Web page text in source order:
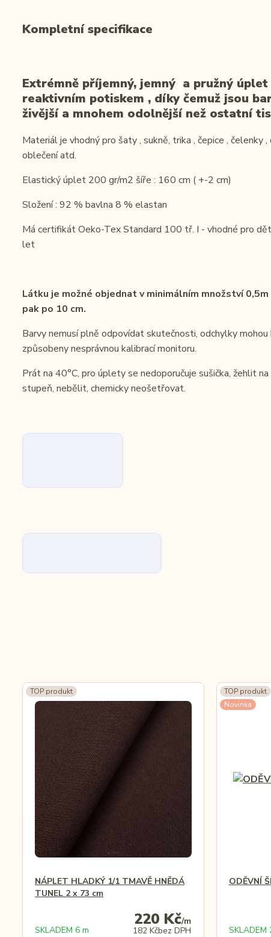
Kompletní specifikace
Extrémně příjemný, jemný a pružný úplet
reaktivním potiskem , díky čemuž jsou
živější a mnohem odolnější než ostatní
Materiál je vhodný pro šaty , sukně, trika , čepice , čelenky
oblečení atd.
Elastický úplet 200 gr/m2 šíře : 160 cm ( +-2 cm)
Složení : 92 % bavlna 8 % elastan
Má certifikát Oeko-Tex Standard 100 tř. I - vhodné pro
let
Látku je možné objednat v minimálním množství
pak po 10 cm.
Barvy nemusí plně odpovídat skutečnosti, odchylky
způsobeny nesprávnou kalibrací monitoru.
Prát na 40°C, pro úplety se nedoporučuje sušička, žehlit na
stupeň, nebělit, chemicky neošetřovat.
TOP produkt
NÁPLET HLADKÝ 1/1 TMAVĚ HNĚDÁ
TUNEL 2 x 73 cm
220 Kč/m
182 Kčbez DPH
SKLADEM 6 m
TOP produkt
Novinka
ODĚVNÍ
SKLADEM